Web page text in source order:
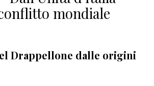
mondiale
Drappellone dalle origini